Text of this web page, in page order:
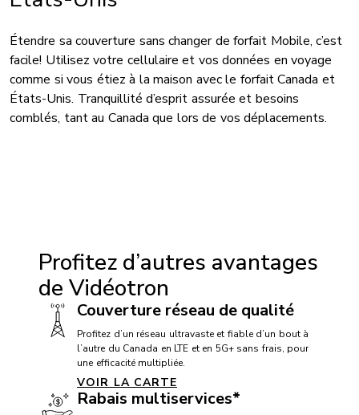
Étendre sa couverture sans changer de forfait Mobile, c’est
facile! Utilisez votre cellulaire et vos données en voyage
comme si vous étiez à la maison avec le forfait Canada et
États-Unis. Tranquillité d’esprit assurée et besoins
comblés, tant au Canada que lors de vos déplacements.
Profitez d’autres avantages
de Vidéotron
Couverture réseau de qualité
Profitez d’un réseau ultravaste et fiable d’un bout à
l’autre du Canada en LTE et en 5G+ sans frais, pour
une efficacité multipliée.
VOIR LA CARTE
Rabais multiservices*